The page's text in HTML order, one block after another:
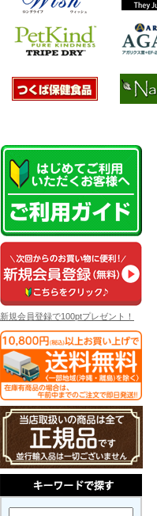
新規会員登録で100ptプレゼント！